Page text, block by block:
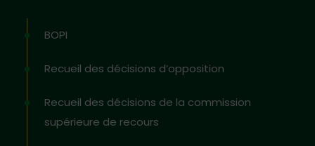
BOPI
Recueil des décisions d’opposition
Recueil des décisions de la commission
supérieure de recours